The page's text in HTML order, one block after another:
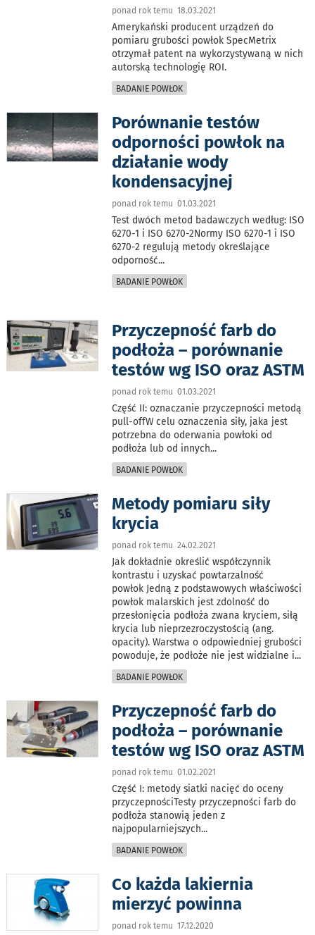
ponad rok temu 18.03.2021
Amerykański producent urządzeń do
pomiaru grubości powłok SpecMetrix
otrzymał patent na wykorzystywaną w nich
autorską technologię ROI.
BADANIE POWŁOK
Porównanie testów
odporności powłok na
działanie wody
kondensacyjnej
ponad rok temu 01.03.2021
Test dwóch metod badawczych według: ISO
6270-1 i ISO 6270-2Normy ISO 6270-1 i ISO
6270-2 regulują metody określające
odporność...
BADANIE POWŁOK
Przyczepność farb do
podłoża – porównanie
testów wg ISO oraz ASTM
ponad rok temu 01.03.2021
Część II: oznaczanie przyczepności metodą
pull-offW celu oznaczenia siły, jaka jest
potrzebna do oderwania powłoki od
podłoża lub od innych...
BADANIE POWŁOK
Metody pomiaru siły
krycia
ponad rok temu 24.02.2021
Jak dokładnie określić współczynnik
kontrastu i uzyskać powtarzalność
powłok Jedną z podstawowych właściwości
powłok malarskich jest zdolność do
przesłonięcia podłoża zwana kryciem, siłą
krycia lub nieprzezroczystością (ang.
opacity). Warstwa o odpowiedniej grubości
powoduje, że podłoże nie jest widzialne i...
BADANIE POWŁOK
Przyczepność farb do
podłoża – porównanie
testów wg ISO oraz ASTM
ponad rok temu 01.02.2021
Część I: metody siatki nacięć do oceny
przyczepnościTesty przyczepności farb do
podłoża stanowią jeden z
najpopularniejszych...
BADANIE POWŁOK
Co każda lakiernia
mierzyć powinna
ponad rok temu 17.12.2020